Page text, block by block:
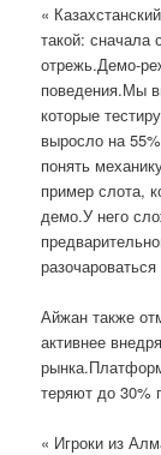
«
такой: сначала
отрежь.Демо-
поведения.Мы
которые
выросло на
понять
пример слота,
демо.У него
разочароваться
Айжан также
активнее
теряют до 30%
« Игроки из